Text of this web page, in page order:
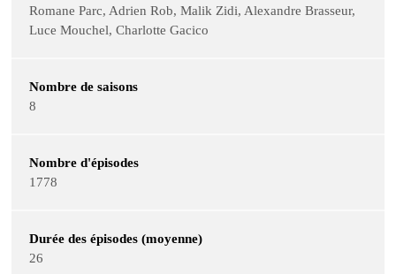
Romane Parc, Adrien Rob, Malik Zidi, Alexandre Brasseur,
Luce Mouchel, Charlotte Gacico
Nombre de saisons
8
Nombre d'épisodes
1778
Durée des épisodes (moyenne)
26